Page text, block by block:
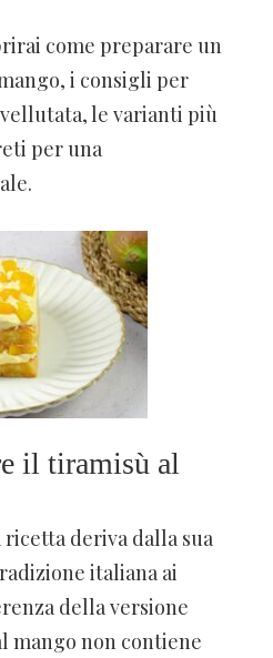
come preparare un
i consigli per
le varianti più
per una
il tiramisù al
deriva dalla sua
italiana ai
della versione
mango non contiene